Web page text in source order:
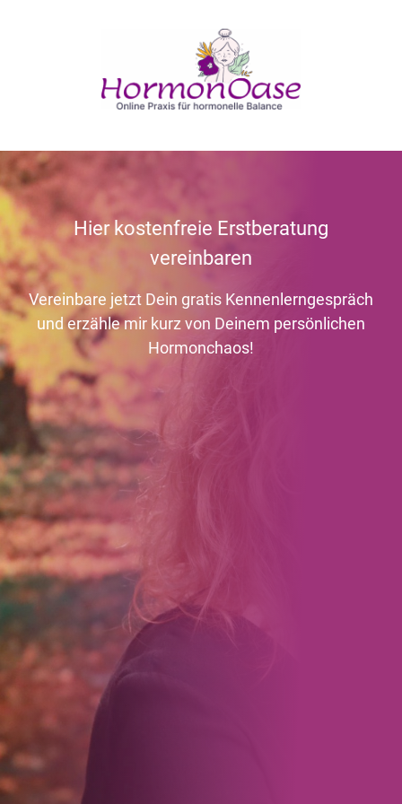
Hier kostenfreie Erstberatung
vereinbaren
Vereinbare jetzt Dein gratis Kennenlerngespräch
und erzähle mir kurz von Deinem persönlichen
Hormonchaos!